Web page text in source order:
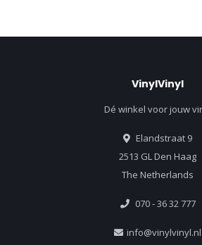
VinylVinyl
Dé winkel voor jouw
Elandstraat 9
2513 GL Den Haag
The Netherlands
070 - 36 32 777
info@vinylvinyl.nl